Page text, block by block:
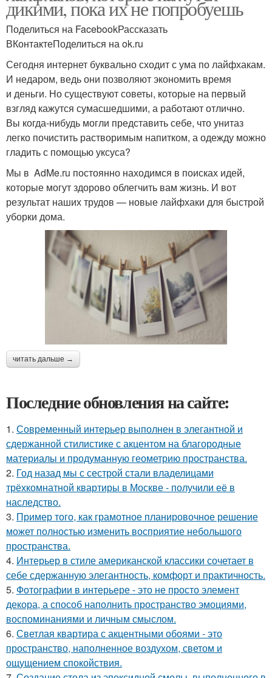
дикими, пока их не попробуешь
Поделиться на FacebookРассказать
ВКонтактеПоделиться на ok.ru
Сегодня интернет буквально сходит с ума по лайфхакам.
И недаром, ведь они позволяют экономить время
и деньги. Но существуют советы, которые на первый
взгляд кажутся сумасшедшими, а работают отлично.
Вы когда-нибудь могли представить себе, что унитаз
легко почистить растворимым напитком, а одежду можно
гладить с помощью уксуса?
Мы в AdMe.ru постоянно находимся в поисках идей,
которые могут здорово облегчить вам жизнь. И вот
результат наших трудов — новые лайфхаки для быстрой
уборки дома.
читать дальше →
Последние обновления на сайте:
1. Современный интерьер выполнен в элегантной и
сдержанной стилистике с акцентом на благородные
материалы и продуманную геометрию пространства.
2. Год назад мы с сестрой стали владелицами
трёхкомнатной квартиры в Москве - получили её в
наследство.
3. Пример того, как грамотное планировочное решение
может полностью изменить восприятие небольшого
пространства.
4. Интерьер в стиле американской классики сочетает в
себе сдержанную элегантность, комфорт и практичность.
5. Фотографии в интерьере - это не просто элемент
декора, а способ наполнить пространство эмоциями,
воспоминаниями и личным смыслом.
6. Светлая квартира с акцентными обоями - это
пространство, наполненное воздухом, светом и
ощущением спокойствия.